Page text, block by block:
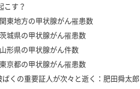
こす？
東地方の甲状腺がん罹患数
城県の甲状腺がん罹患数
形県の甲状腺がん件数
京都の甲状腺がん罹患数
ばくの重要証人が次々と逝く：肥田舜太郎